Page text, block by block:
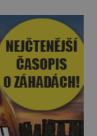
parkoviště,“